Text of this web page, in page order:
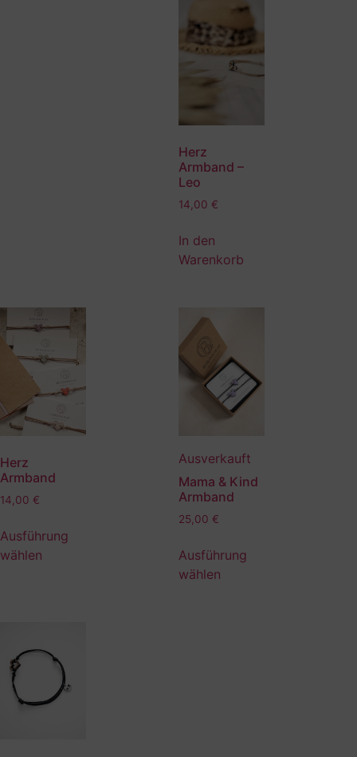
Herz
Armband –
Leo
14,00 €
In den
Warenkorb
Herz
Armband
14,00 €
Ausführung
wählen
Ausverkauft
Mama & Kind
Armband
25,00 €
Ausführung
wählen